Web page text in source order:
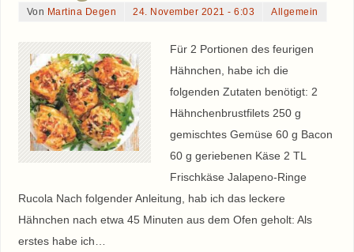
Von Martina Degen 24. November 2021 - 6:03 Allgemein
Für 2 Portionen des feurigen
Hähnchen, habe ich die
folgenden Zutaten benötigt: 2
Hähnchenbrustfilets 250 g
gemischtes Gemüse 60 g Bacon
60 g geriebenen Käse 2 TL
Frischkäse Jalapeno-Ringe
Rucola Nach folgender Anleitung, hab ich das leckere
Hähnchen nach etwa 45 Minuten aus dem Ofen geholt: Als
erstes habe ich…